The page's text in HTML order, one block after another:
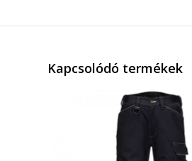
Kapcsolódó termékek